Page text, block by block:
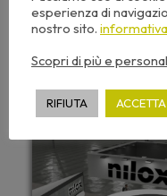
saranno visibili
CNAPPC entro
esperienza di
nostro sito.
Scopri di più e
RIFIUTA